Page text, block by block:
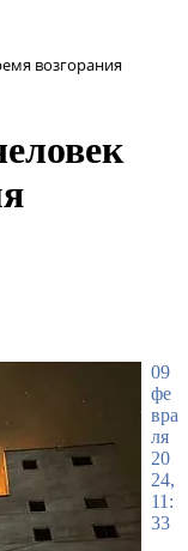
возгорания
09
фе
вра
ля
20
24,
11:
33